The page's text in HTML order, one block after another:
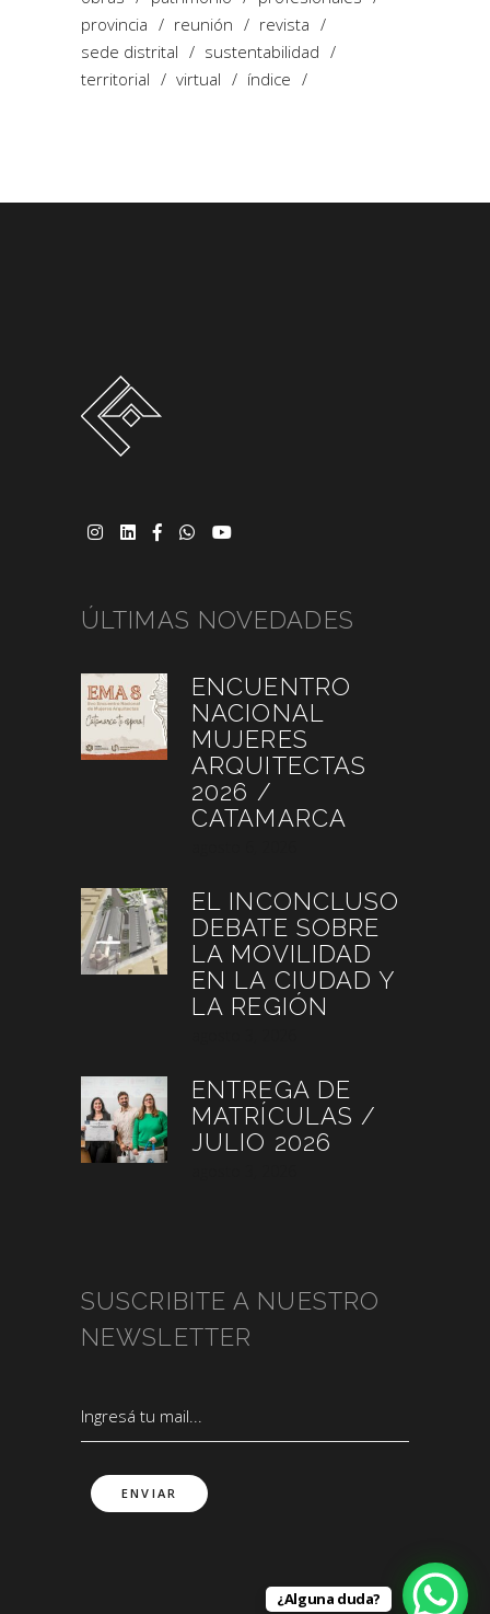
provincia
reunión
revista
sede distrital
sustentabilidad
territorial
virtual índice
ÚLTIMAS NOVEDADES
ENCUENTRO
NACIONAL
MUJERES
ARQUITECTAS
2026 /
CATAMARCA
EL INCONCLUSO
DEBATE SOBRE
LA MOVILIDAD
EN LA CIUDAD Y
LA REGIÓN
ENTREGA DE
MATRÍCULAS /
JULIO 2026
SUSCRIBITE A NUESTRO
NEWSLETTER
¿Alguna duda?